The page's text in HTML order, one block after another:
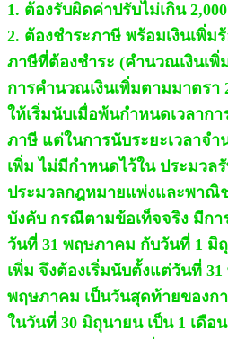
1. ต้องรับผิดค่าปรับไม่เกิน
2. ต้องชำระภาษี พร้อมเงินเพิ่ม
ภาษีที่ต้องชำระ (คำนวณเงินเพิ่
การคำนวณเงินเพิ่มตามมาตรา
ให้เริ่มนับเมื่อพ้นกำหนดเวลาก
ภาษี แต่ในการนับระยะเวลาจ
เพิ่ม ไม่มีกำหนดไว้ใน ประมวล
ประมวลกฎหมายแพ่งและพาณิ
บังคับ กรณีตามข้อเท็จจริง มีกา
วันที่ 31 พฤษภาคม กับวันที่ 1 มิ
เพิ่ม จึงต้องเริ่มนับตั้งแต่วันที่
พฤษภาคม เป็นวันสุดท้ายของก
ในวันที่ 30 มิถุนายน เป็น 1 เดือ